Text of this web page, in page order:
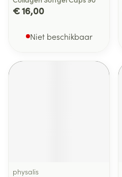
€ 16,00
Niet beschikbaar
physalis